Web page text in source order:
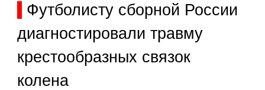
Футболисту сборной России
диагностировали травму
крестообразных связок
колена